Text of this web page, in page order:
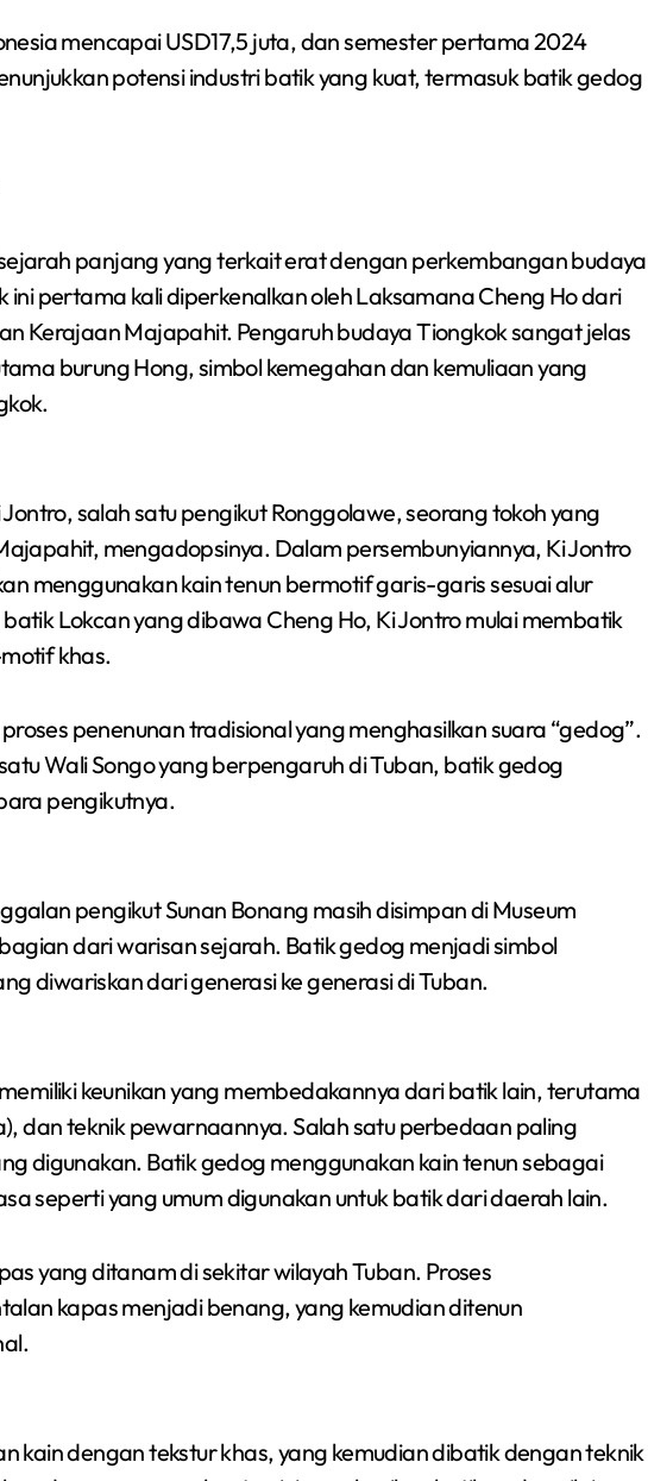
mencapai USD17,5 juta, dan semester pertama 2024
potensi industri batik yang kuat, termasuk batik gedog
panjang yang terkait erat dengan perkembangan budaya
pertama kali diperkenalkan oleh Laksamana Cheng Ho dari
Kerajaan Majapahit. Pengaruh budaya Tiongkok sangat jelas
burung Hong, simbol kemegahan dan kemuliaan yang
salah satu pengikut Ronggolawe, seorang tokoh yang
mengadopsinya. Dalam persembunyiannya, Ki Jontro
menggunakan kain tenun bermotif garis-garis sesuai alur
Lokcan yang dibawa Cheng Ho, Ki Jontro mulai membatik
khas.
penenunan tradisional yang menghasilkan suara “gedog”.
Wali Songo yang berpengaruh di Tuban, batik gedog
pengikutnya.
pengikut Sunan Bonang masih disimpan di Museum
dari warisan sejarah. Batik gedog menjadi simbol
diwariskan dari generasi ke generasi di Tuban.
keunikan yang membedakannya dari batik lain, terutama
dan teknik pewarnaannya. Salah satu perbedaan paling
digunakan. Batik gedog menggunakan kain tenun sebagai
seperti yang umum digunakan untuk batik dari daerah lain.
yang ditanam di sekitar wilayah Tuban. Proses
kapas menjadi benang, yang kemudian ditenun
kain dengan tekstur khas, yang kemudian dibatik dengan teknik